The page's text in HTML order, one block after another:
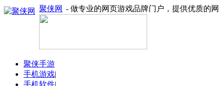
聚侠网 - 做专业的网页游戏品牌门户，提供优质的
聚侠手游
手机游戏|
手机软件|